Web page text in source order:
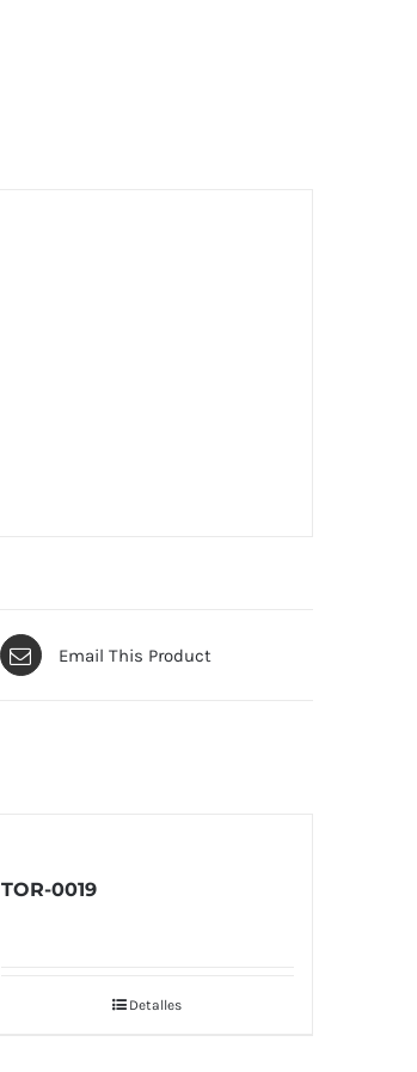
Email This Product
TOR-0019
Detalles